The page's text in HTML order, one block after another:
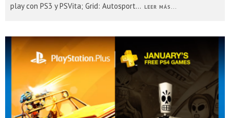
play con PS3 y PSVita; Grid: Autosport... LEER MÁS...